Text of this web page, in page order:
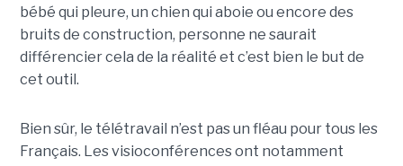
bébé qui pleure, un chien qui aboie ou encore des
bruits de construction, personne ne saurait
différencier cela de la réalité et c’est bien le but de
cet outil.
Bien sûr, le télétravail n’est pas un fléau pour tous les
Français. Les visioconférences ont notamment